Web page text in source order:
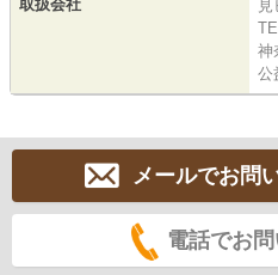
取扱会社
見
神
公
メールでお問
電話でお